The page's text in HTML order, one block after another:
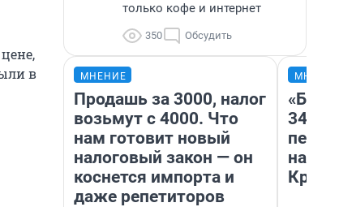
в
только кофе и интернет
350 Обсудить
МНЕНИЕ
Продашь за 3000, налог
возьмут с 4000. Что
нам готовит новый
налоговый закон — он
коснется импорта и
даже репетиторов
«Был
349
на
Крым